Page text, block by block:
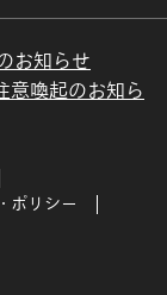
お知らせ
意喚起のお知ら
ポリシー